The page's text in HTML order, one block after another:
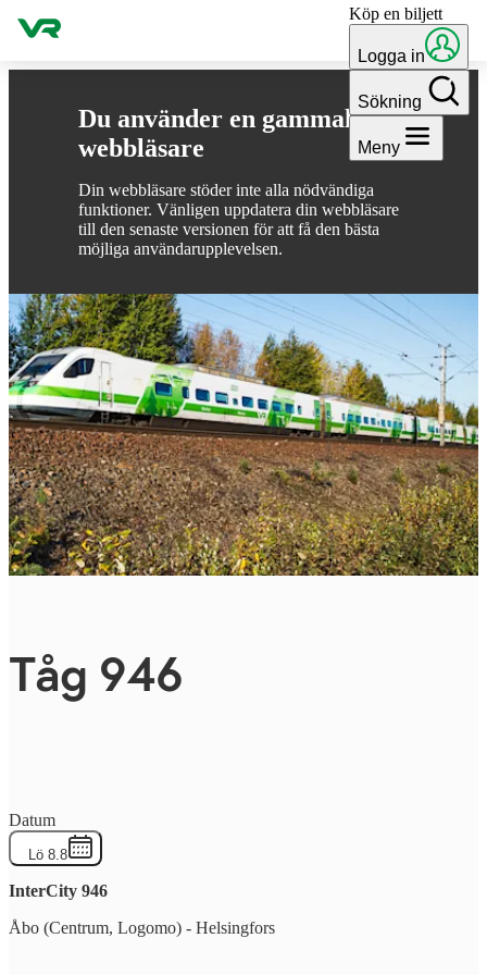
Du använder en gammal
webbläsare
Din webbläsare stöder inte alla nödvändiga
funktioner. Vänligen uppdatera din webbläsare
till den senaste versionen för att få den bästa
möjliga användarupplevelsen.
Gå till innehållet Köp en biljett
Logga in
Sökning
Meny
Tåg 946
Datum
Lö 8.8
InterCity 946
Åbo (Centrum, Logomo) - Helsingfors